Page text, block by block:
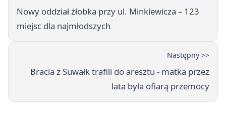
Nowy oddział żłobka przy ul. Minkiewicza – 123
miejsc dla najmłodszych
Następny >>
Bracia z Suwałk trafili do aresztu - matka przez
lata była ofiarą przemocy